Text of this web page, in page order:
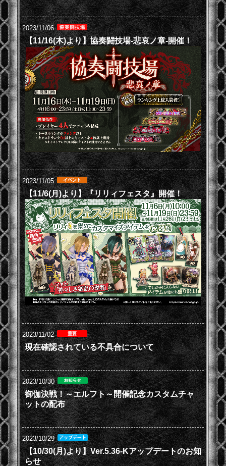
2023/11/06
【11/16(木)より】協奏闘技場-悲哀ノ章-開催！
2023/11/05
【11/6(月)より】『リリィフェスタ』開催！
2023/11/02
現在確認されている不具合について
2023/10/30
御伽決戦！～エルフト～開催記念カスタムチャ
ットの配布
2023/10/29
【10/30(月)より】Ver.5.36-Kアップデートのお知
らせ